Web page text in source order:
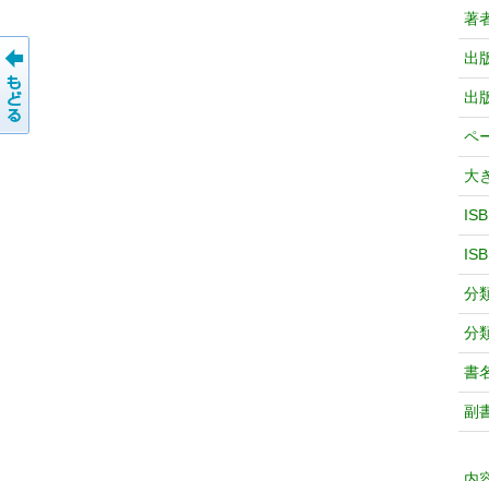
著
出
出
ペ
大
分
分
書
副